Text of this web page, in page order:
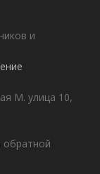
и
М. улица 10,
обратной